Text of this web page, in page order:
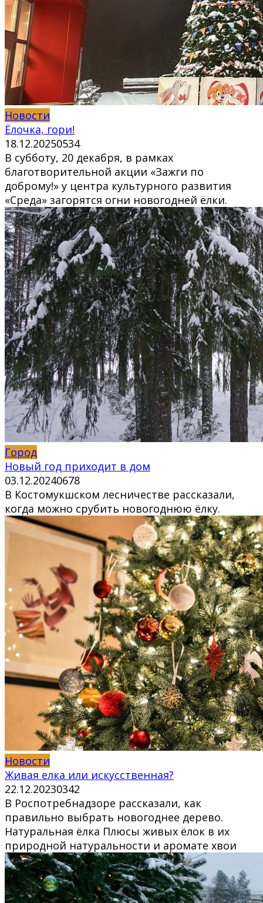
Новости
Ёлочка, гори!
18.12.20250534
В субботу, 20 декабря, в рамках
благотворительной акции «Зажги по
доброму!» у центра культурного развития
«Среда» загорятся огни новогодней ёлки.
Город
Новый год приходит в дом
03.12.20240678
В Костомукшском лесничестве рассказали,
когда можно срубить новогоднюю ёлку.
Новости
Живая елка или искусственная?
22.12.20230342
В Роспотребнадзоре рассказали, как
правильно выбрать новогоднее дерево.
Натуральная ёлка Плюсы живых ёлок в их
природной натуральности и аромате хвои